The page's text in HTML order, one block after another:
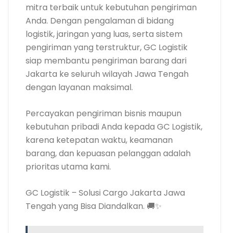
mitra terbaik untuk kebutuhan pengiriman
Anda. Dengan pengalaman di bidang
logistik, jaringan yang luas, serta sistem
pengiriman yang terstruktur, GC Logistik
siap membantu pengiriman barang dari
Jakarta ke seluruh wilayah Jawa Tengah
dengan layanan maksimal.
Percayakan pengiriman bisnis maupun
kebutuhan pribadi Anda kepada GC Logistik,
karena ketepatan waktu, keamanan
barang, dan kepuasan pelanggan adalah
prioritas utama kami.
GC Logistik – Solusi Cargo Jakarta Jawa
Tengah yang Bisa Diandalkan. 🚚✨